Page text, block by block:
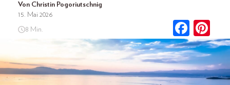
Von Christin Pogoriutschnig
15. Mai 2026
8 Min.